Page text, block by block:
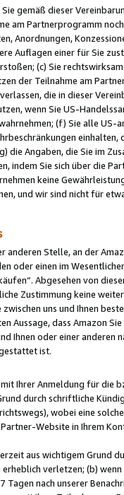
Sie gemäß dieser
am Partnerprogramm
Anordnungen,
Auflagen einer für Sie
(c) Sie
der Teilnahme am
die in dieser
wenn Sie US-
(f) Sie alle
die Angaben, die Sie im
indem Sie sich über die
keine
und wir sind nicht für
anderen Stelle, an der
oder einen im
Abgesehen von
Zustimmung keine
uns und Ihnen
Aussage, dass Amazon
Ihnen oder einer
ist.
Ihrer Anmeldung für die
durch schriftliche
wobei eine
Website in Ihrem
aus wichtigem Grund
verletzen; (b)
nach unserer